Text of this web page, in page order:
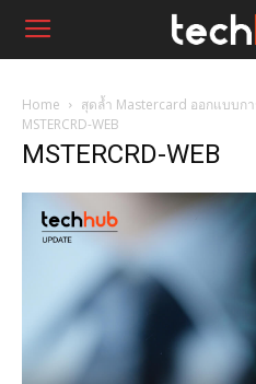
Home
สุดล้ำ Mastercard ออกแบบก
MSTERCRD-WEB
MSTERCRD-WEB